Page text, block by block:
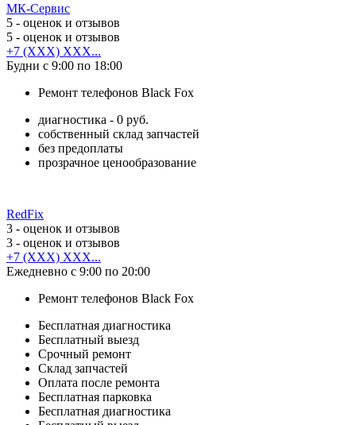
МК-Сервис
5 - оценок и отзывов
5 - оценок и отзывов
+7 (XXX) XXX...
Будни с 9:00 по 18:00
Ремонт телефонов Black Fox
диагностика - 0 руб.
собственный склад запчастей
без предоплаты
прозрачное ценообразование
RedFix
3 - оценок и отзывов
3 - оценок и отзывов
+7 (XXX) XXX...
Ежедневно с 9:00 по 20:00
Ремонт телефонов Black Fox
Бесплатная диагностика
Бесплатный выезд
Срочный ремонт
Cклад запчастей
Оплата после ремонта
Бесплатная парковка
Бесплатная диагностика